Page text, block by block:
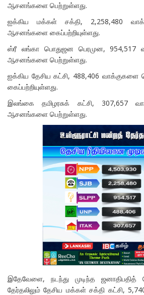
ஆசனங்களை பெற்றுள்ளது.
ஐக்கிய மக்கள் சக்தி, 2,258,480
ஆசனங்களை கைப்பற்றியுள்ளது.
ஸ்ரீ லங்கா பொதுஜன பெரமுன, 954,517
ஆசனங்களை பெற்றுள்ளது.
ஐக்கிய தேசிய கட்சி, 488,406
கைப்பற்றியுள்ளது.
இலங்கை தமிழரசுக் கட்சி, 307,657
ஆசனங்களை பெற்றுள்ளது.
இதேவேளை, நடந்து முடிந்த ஜனாதிபதித்
தேர்தலிலும் தேசிய மக்கள் சக்தி கட்சி,